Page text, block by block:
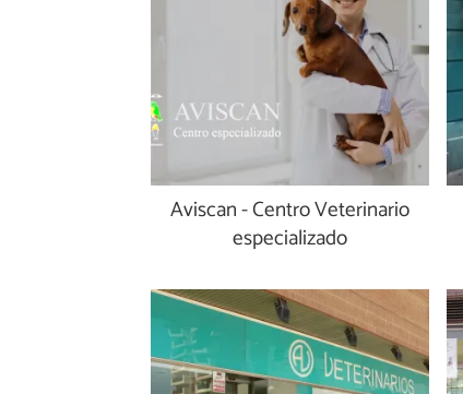
Aviscan - Centro Veterinario
especializado